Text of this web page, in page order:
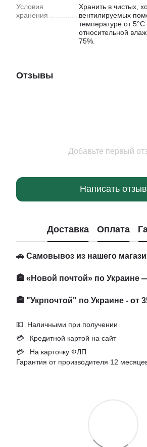
Условия
хранения
Хранить в чистых,
вентилируемых
температуре от
относительной
75%.
Отзывы
Добавьте первый
Написать отзыв
Доставка Оплата
🚗 Самовывоз из нашего
🏤 «Новой почтой» по Украине
🏤 "Укрпочтой" по Украине - от
💵 Наличными при получении
💳 Кредитной картой на сайт
💳 На карточку ФЛП
Гарантия от производителя 12